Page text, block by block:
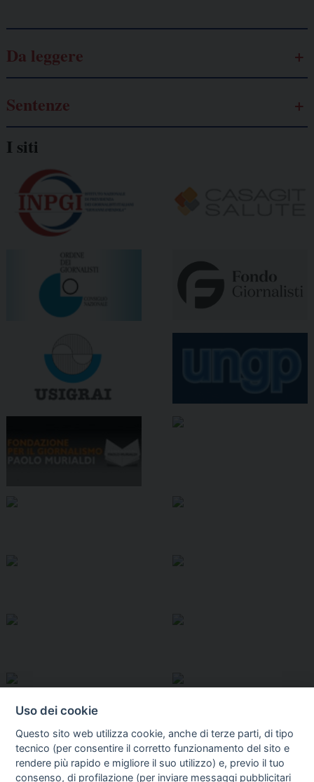
Da leggere
Sentenze
I siti
Uso dei cookie
Questo sito web utilizza cookie, anche di terze parti, di tipo
tecnico (per consentire il corretto funzionamento del sito e
rendere più rapido e migliore il suo utilizzo) e, previo il tuo
consenso, di profilazione (per inviare messaggi pubblicitari